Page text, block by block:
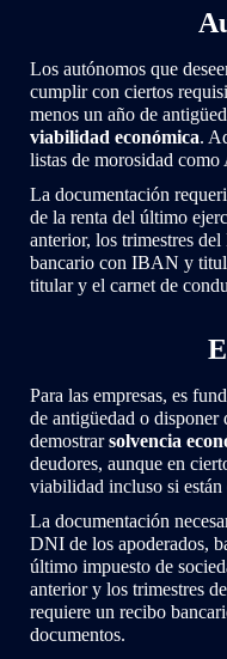
Los autónomos que
cumplir con ciertos
menos un año de
viabilidad económica.
listas de morosidad como
La documentación
de la renta del último
anterior, los trimestres
bancario con IBAN y
titular y el carnet de
Para las empresas, es
de antigüedad o disponer
demostrarsolvencia
deudores, aunque en
viabilidad incluso si están
La documentación
DNI de los apoderados,
último impuesto de
anterior y los trimestres
requiere un recibo
documentos.